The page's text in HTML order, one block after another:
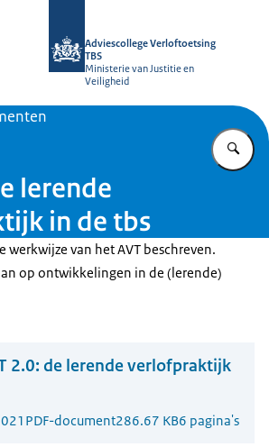
Adviescollege Verloftoetsing
TBS
Ministerie van Justitie en
Veiligheid
lerende
in de tbs
van het AVT beschreven.
op ontwikkelingen in de (lerende)
2.0: de lerende verlofpraktijk
PDF-document286.67 KB6 pagina's